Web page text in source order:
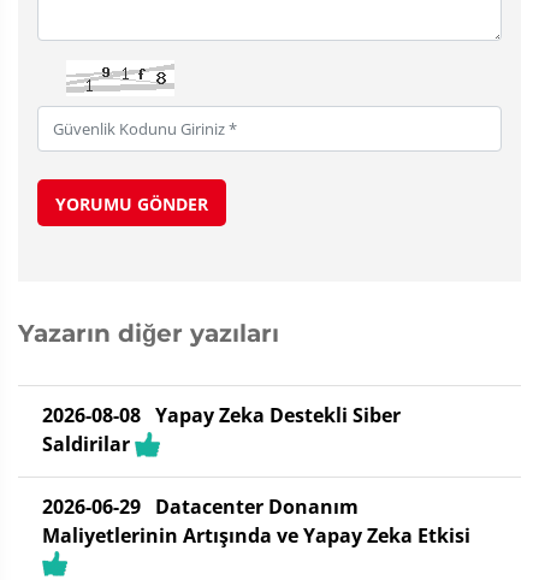
YORUMU GÖNDER
Yazarın diğer yazıları
2026-08-08 Yapay Zeka Destekli Siber
Saldirilar
2026-06-29 Datacenter Donanım
Maliyetlerinin Artışında ve Yapay Zeka Etkisi